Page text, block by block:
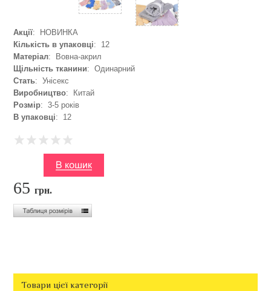
Акції: НОВИНКА
Кількість в упаковці: 12
Матеріал: Вовна-акрил
Щільність тканини: Одинарний
Стать: Унісекс
Виробництво: Китай
Розмір: 3-5 років
В упаковці: 12
65грн.
Товари цієї категорії